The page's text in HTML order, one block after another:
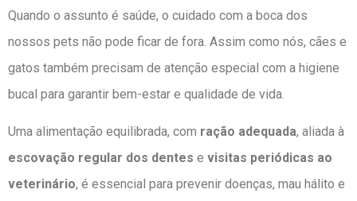
Quando o assunto é saúde, o cuidado com a boca dos
nossos pets não pode ficar de fora. Assim como nós, cães e
gatos também precisam de atenção especial com a higiene
bucal para garantir bem-estar e qualidade de vida.
Uma alimentação equilibrada, com ração adequada, aliada à
escovação regular dos dentes e visitas periódicas ao
veterinário, é essencial para prevenir doenças, mau hálito e